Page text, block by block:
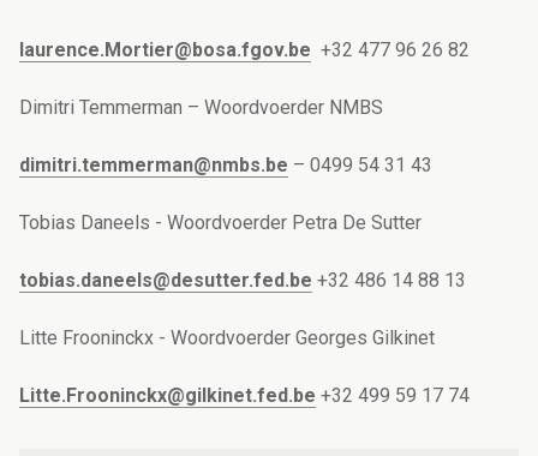
laurence.Mortier@bosa.fgov.be +32 477 96 26 82
Dimitri Temmerman – Woordvoerder NMBS
dimitri.temmerman@nmbs.be – 0499 54 31 43
Tobias Daneels - Woordvoerder Petra De Sutter
tobias.daneels@desutter.fed.be +32 486 14 88 13
Litte Frooninckx - Woordvoerder Georges Gilkinet
Litte.Frooninckx@gilkinet.fed.be +32 499 59 17 74